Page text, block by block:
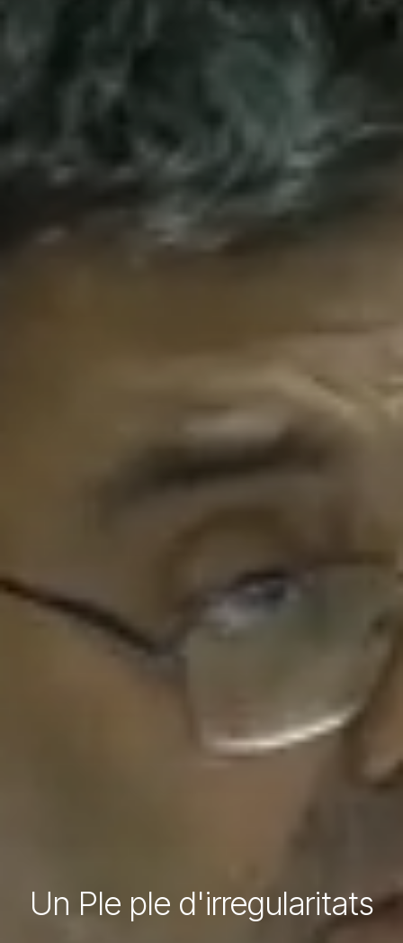
Un Ple ple d'irregularitats